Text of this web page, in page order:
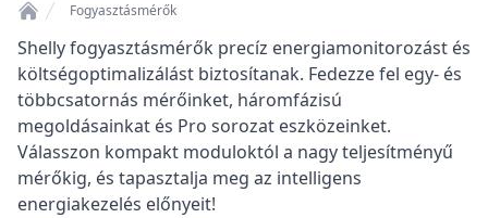
Fogyasztásmérők
Shelly fogyasztásmérők precíz energiamonitorozást és
költségoptimalizálást biztosítanak. Fedezze fel egy- és
többcsatornás mérőinket, háromfázisú
megoldásainkat és Pro sorozat eszközeinket.
Válasszon kompakt moduloktól a nagy teljesítményű
mérőkig, és tapasztalja meg az intelligens
energiakezelés előnyeit!